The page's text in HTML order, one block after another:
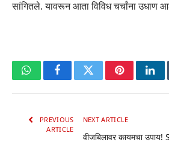
सांगितले. यावरून आता विविध चर्चांना उधाण
WhatsAppFacebookTwitterPinterest
PREVIOUS
ARTICLE
NEXT ARTICLE
वीजबिलावर कायमचा उपाय!